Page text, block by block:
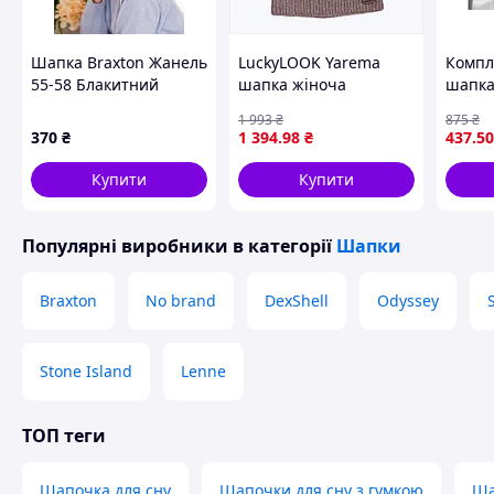
Шапка Braxton Жанель
55-58 Блакитний
370 ₴
Купити
LuckyLOOK Yarema
шапка жіноча
коричнева 89T992C01
1 394.98 ₴
1 993₴
Купити
437.50
875₴
Популярні виробники в категорії Шапки
Braxton No brand DexShell Odyssey
Stone Island Lenne
ТОП теги